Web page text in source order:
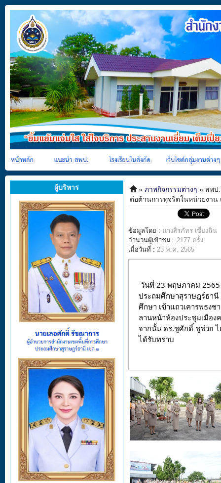
ผู้บริหาร » ภาพกิจกรรมต่างๆ » สพป
ต่อต้านการทุจริตในหน่วยงาน
ข้อมูลโดย : นางสิรภัทร เซี่ยงฉิน
จำนวนผู้เข้าชม : 2177 ครั้ง
เมื่อวันที่ : 23 พ.ค. 2565
วันที่ 23 พฤษภาคม
ประถมศึกษาสุราษฎร์ธานี
ศึกษา เข้าแถวเคารพธง
ลานหน้าห้องประชุมเมือ
จากนั้น ดร.ชูศักดิ์ ชูช่วย ไ
ได้รับทราบ